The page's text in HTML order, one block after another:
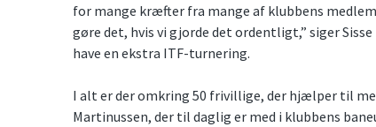
for mange kræfter fra mange af klubbens
gøre det, hvis vi gjorde det ordentligt,” siger
have en ekstra ITF-turnering.
I alt er der omkring 50 frivillige, der hjælper til
Martinussen, der til daglig er med i klubbens